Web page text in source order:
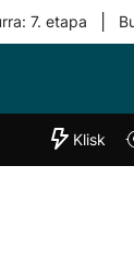
7. etapa
"Helmuga"
Klisk